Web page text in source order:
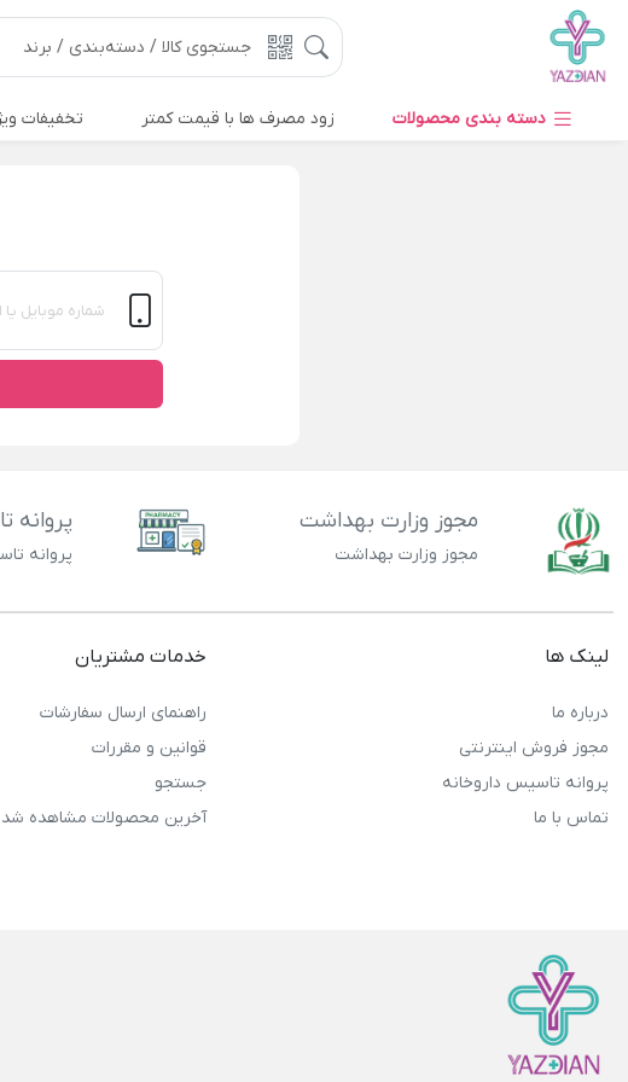
دسته بندی محصولات زود مصرف ها با قیمت کمتر تخفیفات
مجوز وزارت بهداشت
مجوز وزارت بهداشت
پروانه
پروانه
لینک ها
درباره ما
مجوز فروش اینترنتی
پروانه تاسیس داروخانه
تماس با ما
خدمات مشتریان
راهنمای ارسال سفارشات
قوانین و مقررات
جستجو
آخرین محصولات مشاهده